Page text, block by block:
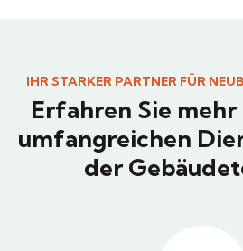
IHR STARKER PARTNER FÜR
Erfahren Sie mehr
umfangreichen
der